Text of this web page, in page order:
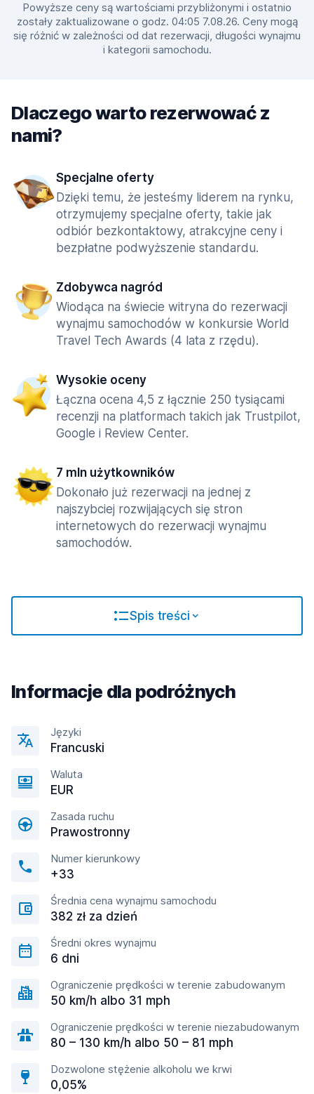
Powyższe ceny są wartościami przybliżonymi i ostatnio
zostały zaktualizowane o godz. 04:05 7.08.26. Ceny mogą
się różnić w zależności od dat rezerwacji, długości wynajmu
i kategorii samochodu.
Dlaczego warto rezerwować z
nami?
Specjalne oferty
Dzięki temu, że jesteśmy liderem na rynku,
otrzymujemy specjalne oferty, takie jak
odbiór bezkontaktowy, atrakcyjne ceny i
bezpłatne podwyższenie standardu.
Zdobywca nagród
Wiodąca na świecie witryna do rezerwacji
wynajmu samochodów w konkursie World
Travel Tech Awards (4 lata z rzędu).
Wysokie oceny
Łączna ocena 4,5 z łącznie 250 tysiącami
recenzji na platformach takich jak Trustpilot,
Google i Review Center.
7 mln użytkowników
Dokonało już rezerwacji na jednej z
najszybciej rozwijających się stron
internetowych do rezerwacji wynajmu
samochodów.
Spis treści
Informacje dla podróżnych
Języki
Francuski
Waluta
EUR
Zasada ruchu
Prawostronny
Numer kierunkowy
+33
Średnia cena wynajmu samochodu
382 zł za dzień
Średni okres wynajmu
6 dni
Ograniczenie prędkości w terenie zabudowanym
50 km/h albo 31 mph
Ograniczenie prędkości w terenie niezabudowanym
80 – 130 km/h albo 50 – 81 mph
Dozwolone stężenie alkoholu we krwi
0,05%